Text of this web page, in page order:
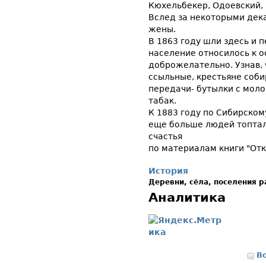
Кюхельбекер, Одоевский,
Вслед за некоторыми
жены.
В 1863 году шли здесь и
население относилось к
доброжелательно.
ссыльные, крестьяне
передачи- бутылки с
табак.
К 1883 году по
еще больше людей
счастья
по материалам книги
История
Деревни, сёла, поселения
Аналитика